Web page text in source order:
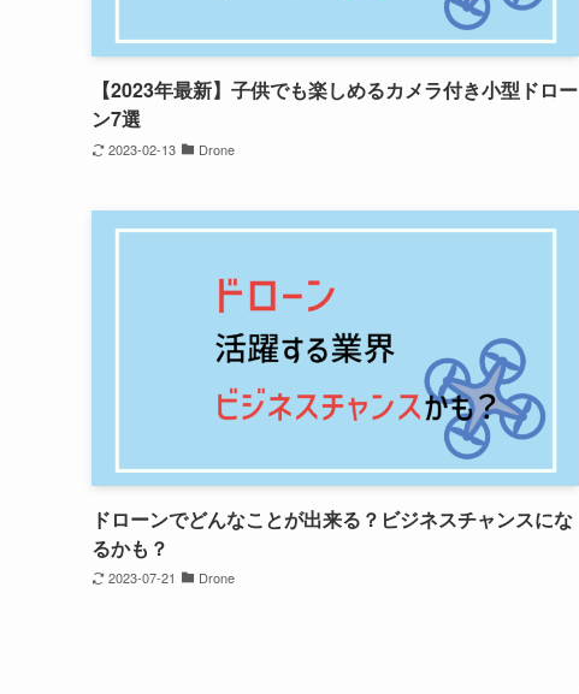
【2023年最新】子供でも楽しめるカメラ付き小型ドロー
ン7選
2023-02-13 Drone
ドローンでどんなことが出来る？ビジネスチャンスにな
るかも？
2023-07-21 Drone